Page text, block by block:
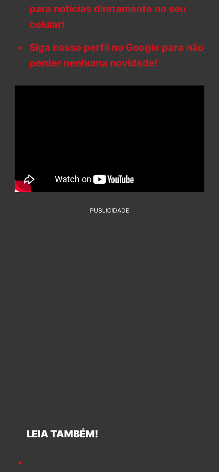
para notícias diretamente no seu
celular!
Siga nosso perfil no Google para não
perder nenhuma novidade!
PUBLICIDADE
LEIA TAMBÉM!